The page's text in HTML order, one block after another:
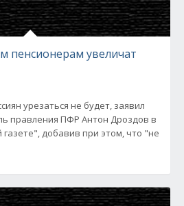
пенсионерам увеличат
урезаться не будет, заявил
правления ПФР Антон Дроздов в
добавив при этом, что "не